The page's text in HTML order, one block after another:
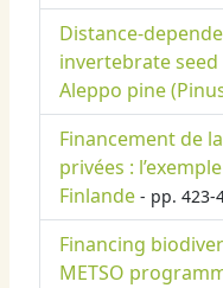
Distance-
invertebrate
Aleppo pine
Financement de
privées :
Finlande - pp. 423-
Financing
METSO